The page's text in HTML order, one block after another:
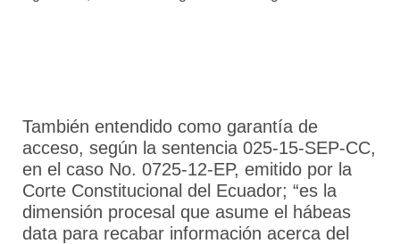
También entendido como garantía de
acceso, según la sentencia 025-15-SEP-CC,
en el caso No. 0725-12-EP, emitido por la
Corte Constitucional del Ecuador; “es la
dimensión procesal que asume el hábeas
data para recabar información acerca del